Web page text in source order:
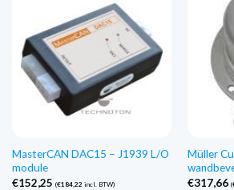
MasterCAN DAC15 – J1939 L/O
module
€152,25 (€184,22 incl. BTW)
Müller
€317,66 (